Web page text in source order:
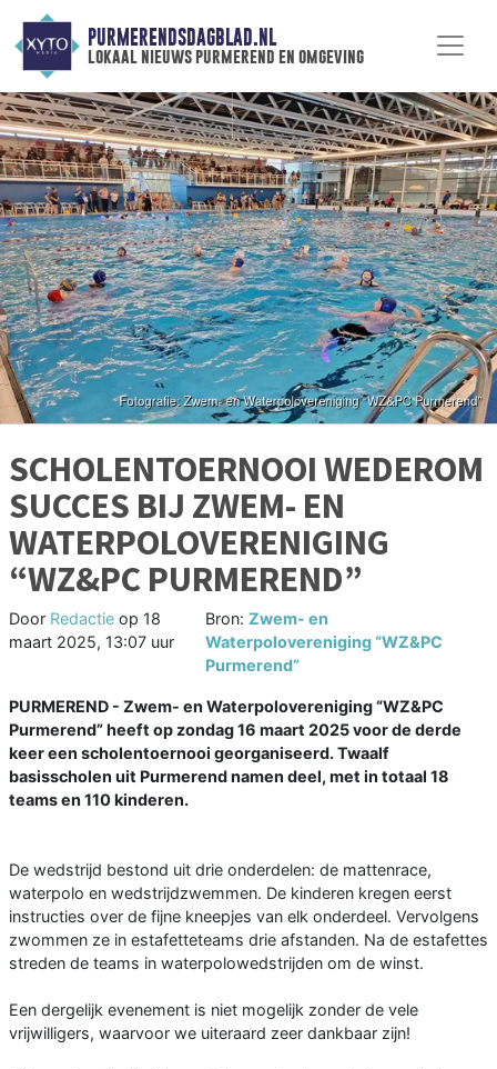
PURMERENDSDAGBLAD.NL
lokaal nieuws purmerend en omgeving
SCHOLENTOERNOOI WEDEROM
SUCCES BIJ ZWEM- EN
WATERPOLOVERENIGING
“WZ&PC PURMEREND”
Door Redactie op 18
maart 2025, 13:07 uur
Bron:Zwem- en
Waterpolovereniging “WZ&PC
Purmerend”
PURMEREND - Zwem- en Waterpolovereniging “WZ&PC
Purmerend” heeft op zondag 16 maart 2025 voor de derde
keer een scholentoernooi georganiseerd. Twaalf
basisscholen uit Purmerend namen deel, met in totaal 18
teams en 110 kinderen.
De wedstrijd bestond uit drie onderdelen: de mattenrace,
waterpolo en wedstrijdzwemmen. De kinderen kregen eerst
instructies over de fijne kneepjes van elk onderdeel. Vervolgens
zwommen ze in estafetteteams drie afstanden. Na de estafettes
streden de teams in waterpolowedstrijden om de winst.
Een dergelijk evenement is niet mogelijk zonder de vele
vrijwilligers, waarvoor we uiteraard zeer dankbaar zijn!